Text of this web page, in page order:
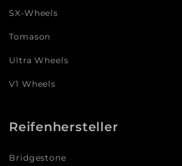
SX-Wheels
Tomason
Ultra Wheels
V1 Wheels
Reifenhersteller
Bridgestone